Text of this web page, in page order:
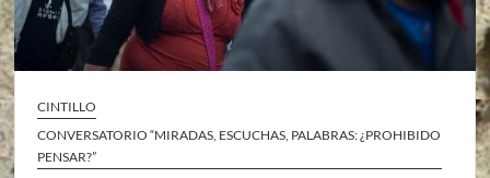
CINTILLO
CONVERSATORIO “MIRADAS, ESCUCHAS, PALABRAS: ¿PROHIBIDO
PENSAR?”